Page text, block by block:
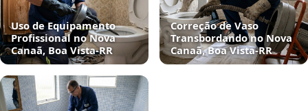
Uso de Equipamento
Profissional no Nova
Canaã, Boa Vista‑RR
Correção de Vaso
Transbordando no Nova
Canaã, Boa Vista‑RR